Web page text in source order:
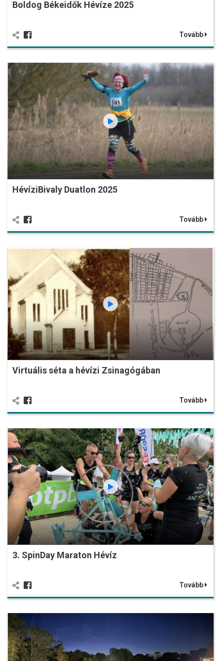
Boldog Békeidők Hévíze 2025
Tovább
HévíziBivaly Duatlon 2025
Tovább
Virtuális séta a hévízi Zsinagógában
Tovább
3. SpinDay Maraton Hévíz
Tovább